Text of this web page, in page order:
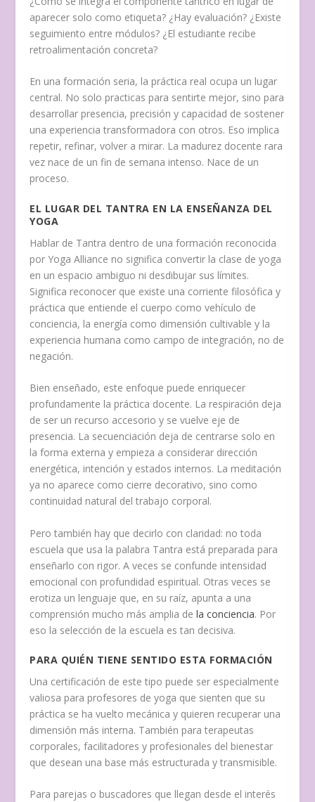
aparecer solo como etiqueta? ¿Hay evaluación? ¿Existe
seguimiento entre módulos? ¿El estudiante recibe
retroalimentación concreta?
En una formación seria, la práctica real ocupa un lugar
central. No solo practicas para sentirte mejor, sino para
desarrollar presencia, precisión y capacidad de sostener
una experiencia transformadora con otros. Eso implica
repetir, refinar, volver a mirar. La madurez docente rara
vez nace de un fin de semana intenso. Nace de un
proceso.
EL LUGAR DEL TANTRA EN LA ENSEÑANZA DEL
YOGA
Hablar de Tantra dentro de una formación reconocida
por Yoga Alliance no significa convertir la clase de yoga
en un espacio ambiguo ni desdibujar sus límites.
Significa reconocer que existe una corriente filosófica y
práctica que entiende el cuerpo como vehículo de
conciencia, la energía como dimensión cultivable y la
experiencia humana como campo de integración, no de
negación.
Bien enseñado, este enfoque puede enriquecer
profundamente la práctica docente. La respiración deja
de ser un recurso accesorio y se vuelve eje de
presencia. La secuenciación deja de centrarse solo en
la forma externa y empieza a considerar dirección
energética, intención y estados internos. La meditación
ya no aparece como cierre decorativo, sino como
continuidad natural del trabajo corporal.
Pero también hay que decirlo con claridad: no toda
escuela que usa la palabra Tantra está preparada para
enseñarlo con rigor. A veces se confunde intensidad
emocional con profundidad espiritual. Otras veces se
erotiza un lenguaje que, en su raíz, apunta a una
comprensión mucho más amplia dela conciencia. Por
eso la selección de la escuela es tan decisiva.
PARA QUIÉN TIENE SENTIDO ESTA FORMACIÓN
Una certificación de este tipo puede ser especialmente
valiosa para profesores de yoga que sienten que su
práctica se ha vuelto mecánica y quieren recuperar una
dimensión más interna. También para terapeutas
corporales, facilitadores y profesionales del bienestar
que desean una base más estructurada y transmisible.
Para parejas o buscadores que llegan desde el interés